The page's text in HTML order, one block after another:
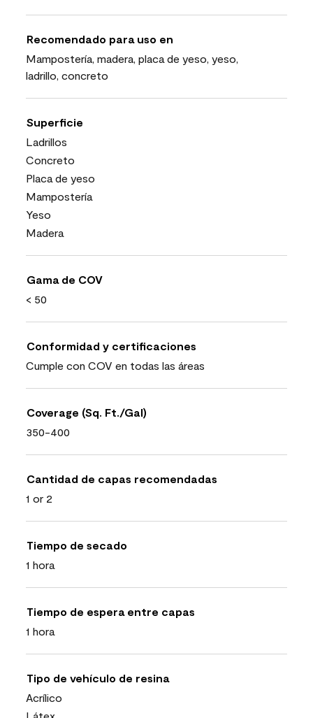
Recomendado para uso en
Mampostería, madera, placa de yeso, yeso,
ladrillo, concreto
Superficie
Ladrillos
Concreto
Placa de yeso
Mampostería
Yeso
Madera
Gama de COV
< 50
Conformidad y certificaciones
Cumple con COV en todas las áreas
Coverage (Sq. Ft./Gal)
350-400
Cantidad de capas recomendadas
1 or 2
Tiempo de secado
1 hora
Tiempo de espera entre capas
1 hora
Tipo de vehículo de resina
Acrílico